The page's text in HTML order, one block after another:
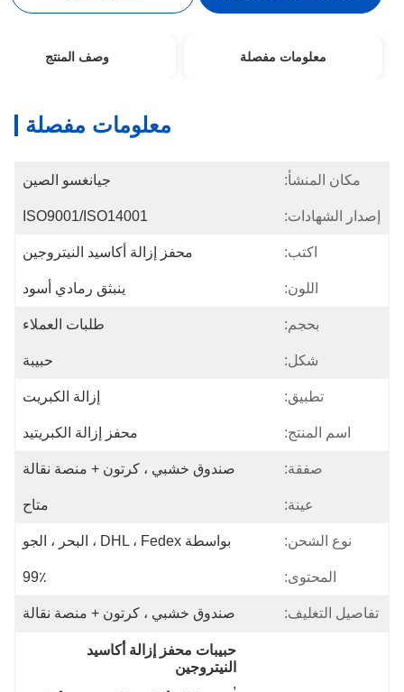
معلومات مفصلة وصف المنتج
معلومات مفصلة
مكان المنشأ: جيانغسو الصين
إصدار الشهادات: ISO9001/ISO14001
اكتب: محفز إزالة أكاسيد النيتروجين
اللون: ينبثق رمادي أسود
بحجم: طلبات العملاء
شكل: حبيبة
تطبيق: إزالة الكبريت
اسم المنتج: محفز إزالة الكبريتيد
صفقة: صندوق خشبي ، كرتون + منصة نقالة
عينة: متاح
نوع الشحن: بواسطة DHL ، Fedex ، البحر ، الجو
المحتوى: 99٪
تفاصيل التغليف: صندوق خشبي ، كرتون + منصة نقالة
حبيبات محفز إزالة أكاسيد
النيتروجين
,